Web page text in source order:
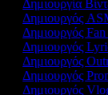
Δημιουργία
Δημιουργός
Δημιουργός Fan
Δημιουργός
Δημιουργός
Δημιουργός
Δημιουργός